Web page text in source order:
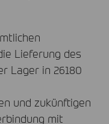
Lieferung des
Lager in 26180
und zukünftigen
mit